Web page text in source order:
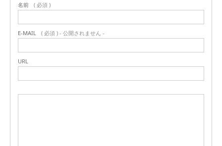
名前 ( 必須 )
E-MAIL ( 必須 ) - 公開されません -
URL